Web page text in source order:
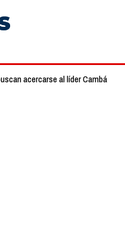
acercarse al líder Cambá